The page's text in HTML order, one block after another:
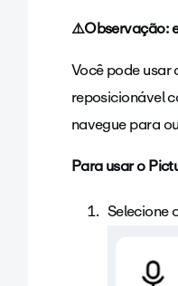
⚠️Observação:
Você pode usar
reposicionável
navegue para
Para usar o
Selecione